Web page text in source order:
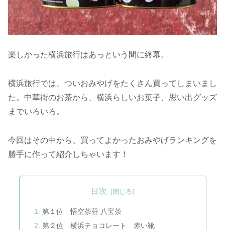
楽しかった横浜旅行はあっという間に終幕。
横浜旅行では、ついおみやげをたくさん買ってしまいまし
た。中華街のお茶から、横浜らしいお菓子、思い出グッズ
までいろいろ。
今回はその中から、買ってよかったおみやげランキングを
勝手に作って紹介しちゃいます！
目次
第１位 悟空茶荘 八宝茶
第２位 横浜チョコレート 赤い靴